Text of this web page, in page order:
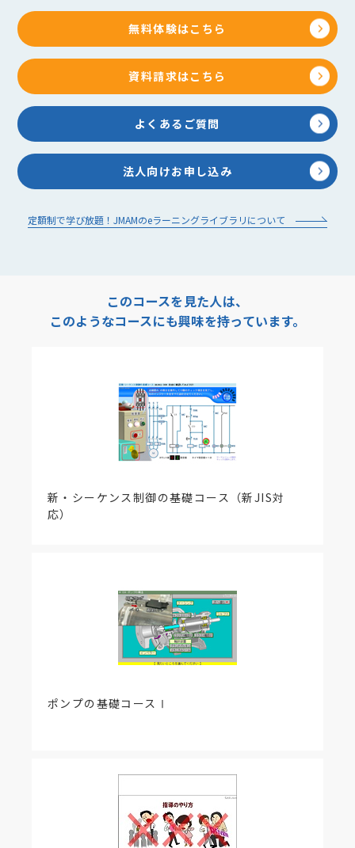
無料体験はこちら
資料請求はこちら
よくあるご質問
法人向けお申し込み
定額制で学び放題！JMAMのeラーニングライブラリについて
このコースを見た人は、
このようなコースにも興味を持っています。
新・シーケンス制御の基礎コース（新JIS対
応）
ポンプの基礎コースⅠ